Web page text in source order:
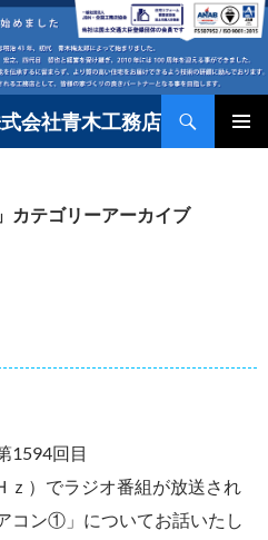
会社青木工務店
カテゴリーアーカイブ
1594回目
ｚ）でラジオ番組が放送され
コン①」についてお話いたし